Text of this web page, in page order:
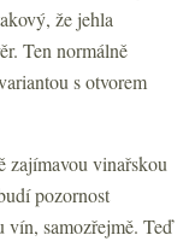
že jehla
Ten normálně
s otvorem
zajímavou vinařskou
pozornost
samozřejmě. Teď